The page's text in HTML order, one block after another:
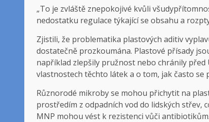
„To je zvláště znepokojivé kvůli
nedostatku regulace týkající se obsahu a
Zjistili, že problematika plastových aditiv
dostatečně prozkoumána. Plastové přísady
například zlepšily pružnost nebo chránily před
vlastnostech těchto látek a o tom, jak často se
Různorodé mikroby se mohou přichytit na
prostředím z odpadních vod do lidských střev,
MNP mohou vést k rezistenci vůči antibiotikům.